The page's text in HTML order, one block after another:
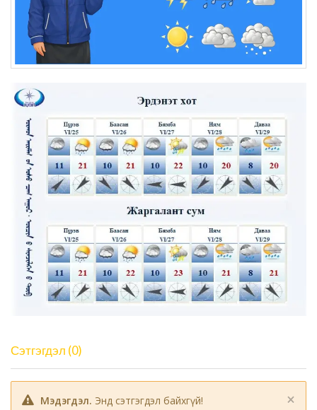
Сэтгэгдэл (0)
×
Мэдэгдэл. Энд сэтгэгдэл байхгүй!